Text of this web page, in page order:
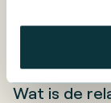
Wat is de